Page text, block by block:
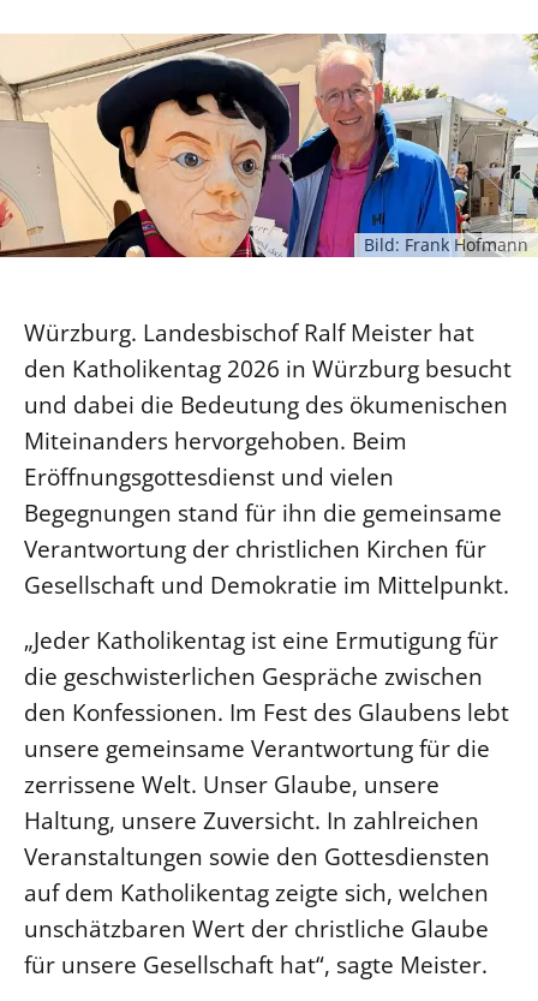
Bild: Frank Hofmann
Würzburg. Landesbischof Ralf Meister hat
den Katholikentag 2026 in Würzburg besucht
und dabei die Bedeutung des ökumenischen
Miteinanders hervorgehoben. Beim
Eröffnungsgottesdienst und vielen
Begegnungen stand für ihn die gemeinsame
Verantwortung der christlichen Kirchen für
Gesellschaft und Demokratie im Mittelpunkt.
„Jeder Katholikentag ist eine Ermutigung für
die geschwisterlichen Gespräche zwischen
den Konfessionen. Im Fest des Glaubens lebt
unsere gemeinsame Verantwortung für die
zerrissene Welt. Unser Glaube, unsere
Haltung, unsere Zuversicht. In zahlreichen
Veranstaltungen sowie den Gottesdiensten
auf dem Katholikentag zeigte sich, welchen
unschätzbaren Wert der christliche Glaube
für unsere Gesellschaft hat“, sagte Meister.
Kirche und Finanzen
Personalausschuss
LANDESKIRCHENAMT
Willkommen
Kollegium
Abteilungen des Landeskirchenamts
Fachstelle Sexualisierte Gewalt
Beschwerdestellen
Kirchenämter
Gleichstellung
Datenschutz
Geschäftsstelle Landessynode
LANDESSYNODE
Hintergrund
MITARBEIT
Ehrenamt
Beruf
Freie Stellen
BIBLIOTHEK & ARCHIV
Evangelische Kirche
Lutherische Kirche
Glaubensbekenntnis
Positionen
Ökumene
Religionen
Gegen Gewalt
KLIMASCHUTZ
Nachhaltigkeit
Erneuerbare Energien
Mobilität
Naturschutz
Impressum
Datenschutz
Kontakt
Barrierefreiheit
Presse
Freie Stellen
Service für Gemeinden